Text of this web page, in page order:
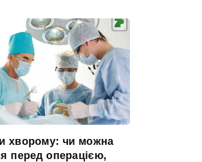
хворому: чи можна
перед операцією,